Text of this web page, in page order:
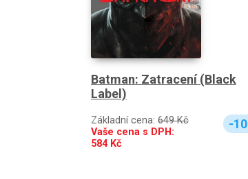
Batman: Zatracení (Black
Label)
Základní cena: 649 Kč
Vaše cena s DPH:
584Kč
-10